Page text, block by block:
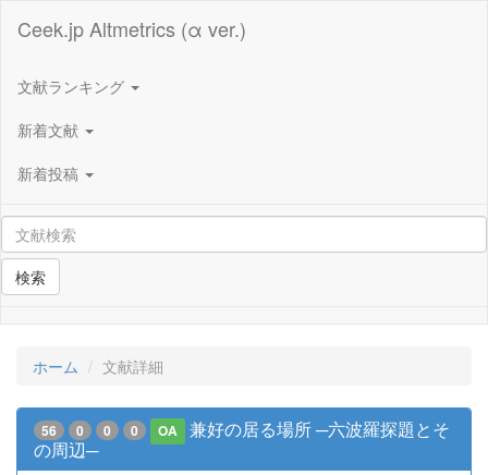
Ceek.jp Altmetrics (α ver.)
文献ランキング
新着文献
新着投稿
検索
ホーム 文献詳細
56 0 0 0 OA
兼好の居る場所 ─六波羅探題とそ
の周辺─